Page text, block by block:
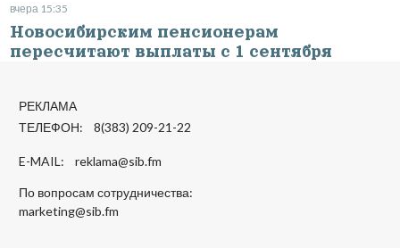
вчера 15:35
Новосибирским пенсионерам
пересчитают выплаты с 1 сентября
РЕКЛАМА
ТЕЛЕФОН: 8(383) 209-21-22
E-MAIL: reklama@sib.fm
По вопросам сотрудничества:
marketing@sib.fm